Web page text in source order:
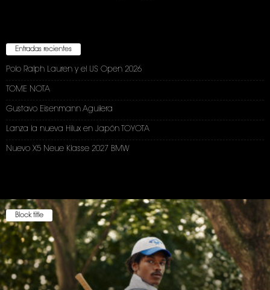
Entradas recientes
Polo Ralph Lauren y el US Open 2026
TOME NOTA
Gustavo Eisenmann Aguilera
Lanza la nueva Hilux en Japón TOYOTA
Nuevo X5 Neue Klasse 2027 BMW
Block title